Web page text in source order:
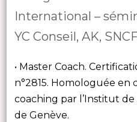
International –
YC Conseil, AK,
• Master Coach.
n°2815. Homologuée en
coaching par l’Institut
de Genève.